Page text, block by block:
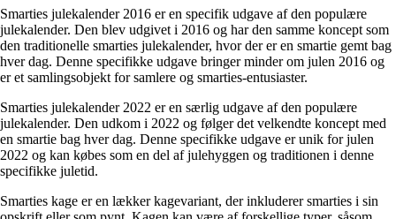
Smarties julekalender 2016 er en specifik udgave af den populære
julekalender. Den blev udgivet i 2016 og har den samme koncept som
den traditionelle smarties julekalender, hvor der er en smartie gemt bag
hver dag. Denne specifikke udgave bringer minder om julen 2016 og
er et samlingsobjekt for samlere og smarties-entusiaster.
Smarties julekalender 2022 er en særlig udgave af den populære
julekalender. Den udkom i 2022 og følger det velkendte koncept med
en smartie bag hver dag. Denne specifikke udgave er unik for julen
2022 og kan købes som en del af julehyggen og traditionen i denne
specifikke juletid.
Smarties kage er en lækker kagevariant, der inkluderer smarties i sin